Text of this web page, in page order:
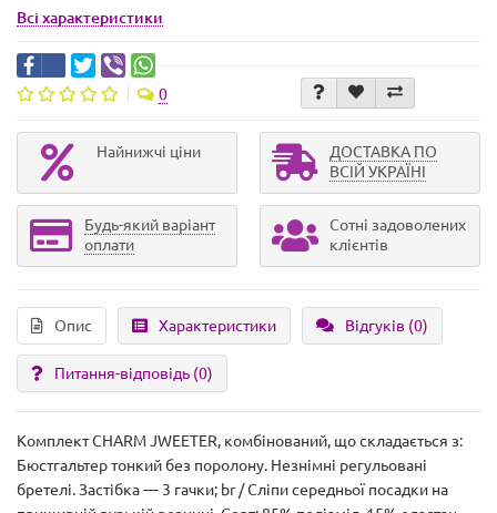
Всі характеристики
0
Найнижчі ціни
ДОСТАВКА ПО
ВСІЙ УКРАЇНІ
Будь-який варіант
оплати
Сотні задоволених
клієнтів
Опис Характеристики Відгуків (0)
Питання-відповідь (0)
Комплект CHARM JWEETER, комбінований, що складається з:
Бюстгальтер тонкий без поролону. Незнімні регульовані
бретелі. Застібка — 3 гачки; br / Сліпи середньої посадки на